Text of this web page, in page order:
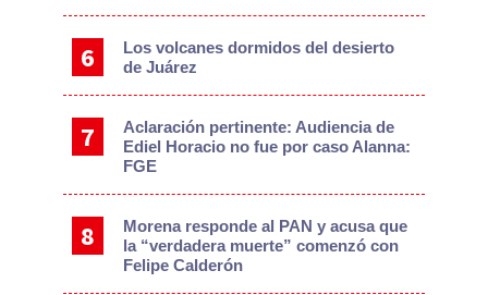
Los volcanes dormidos del desierto
de Juárez
Aclaración pertinente: Audiencia de
Ediel Horacio no fue por caso Alanna:
FGE
Morena responde al PAN y acusa que
la “verdadera muerte” comenzó con
Felipe Calderón